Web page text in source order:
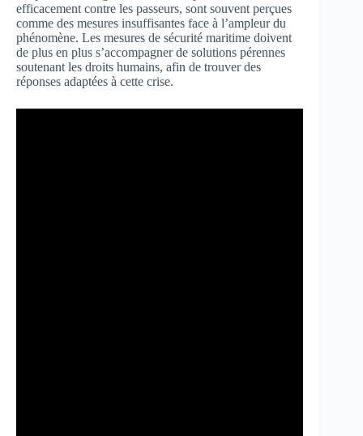
efficacement contre les passeurs, sont souvent perçues
comme des mesures insuffisantes face à l’ampleur du
phénomène. Les mesures de sécurité maritime doivent
de plus en plus s’accompagner de solutions pérennes
soutenant les droits humains, afin de trouver des
réponses adaptées à cette crise.